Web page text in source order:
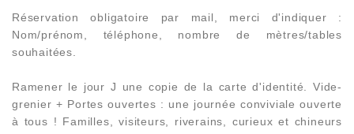
Réservation obligatoire par mail, merci d'indiquer :
Nom/prénom, téléphone, nombre de mètres/tables
souhaitées.
Ramener le jour J une copie de la carte d'identité. Vide-
grenier + Portes ouvertes : une journée conviviale ouverte
à tous ! Familles, visiteurs, riverains, curieux et chineurs